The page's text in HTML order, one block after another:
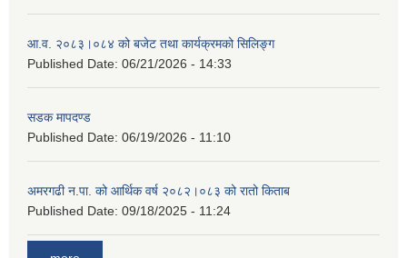
आ.व. २०८३।०८४ को बजेट तथा कार्यक्रमको सिलिङ्ग
Published Date: 06/21/2026 - 14:33
सडक मापदण्ड
Published Date: 06/19/2026 - 11:10
अमरगढी न.पा. को आर्थिक वर्ष २०८२।०८३ को रातो किताब
Published Date: 09/18/2025 - 11:24